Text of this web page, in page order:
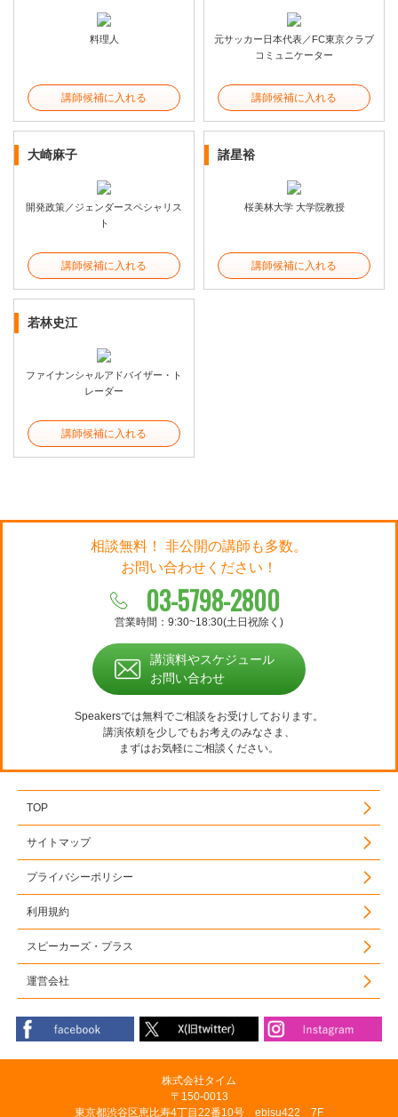
料理人
講師候補に入れる
元サッカー日本代表／FC東京クラブ
コミュニケーター
講師候補に入れる
大崎麻子
開発政策／ジェンダースペシャリス
ト
講師候補に入れる
諸星裕
桜美林大学 大学院教授
講師候補に入れる
若林史江
ファイナンシャルアドバイザー・ト
レーダー
講師候補に入れる
相談無料！ 非公開の講師も多数。
お問い合わせください！
03-5798-2800
営業時間：9:30~18:30(土日祝除く)
講演料やスケジュール
お問い合わせ
Speakersでは無料でご相談をお受けしております。
講演依頼を少しでもお考えのみなさま、
まずはお気軽にご相談ください。
TOP
サイトマップ
プライバシーポリシー
利用規約
スピーカーズ・プラス
運営会社
株式会社タイム
〒150-0013
東京都渋谷区恵比寿4丁目22番10号 ebisu422 7F